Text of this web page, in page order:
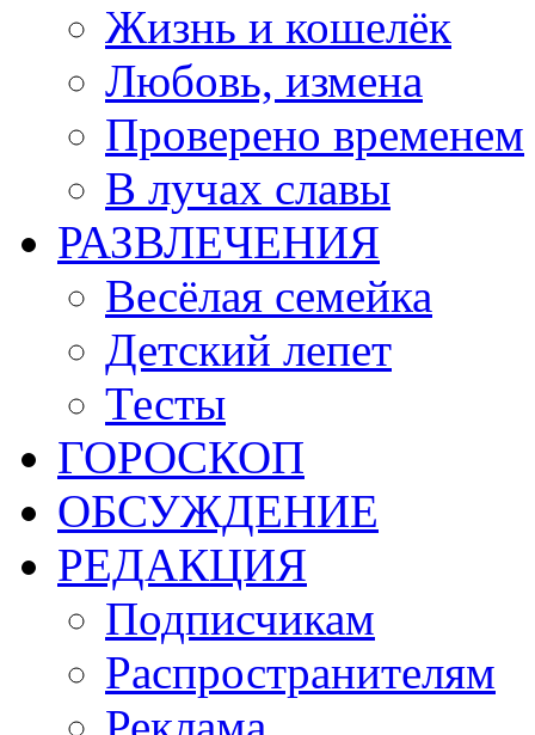
Жизнь и кошелёк
Любовь, измена
Проверено временем
В лучах славы
РАЗВЛЕЧЕНИЯ
Весёлая семейка
Детский лепет
Тесты
ГОРОСКОП
ОБСУЖДЕНИЕ
РЕДАКЦИЯ
Подписчикам
Распространителям